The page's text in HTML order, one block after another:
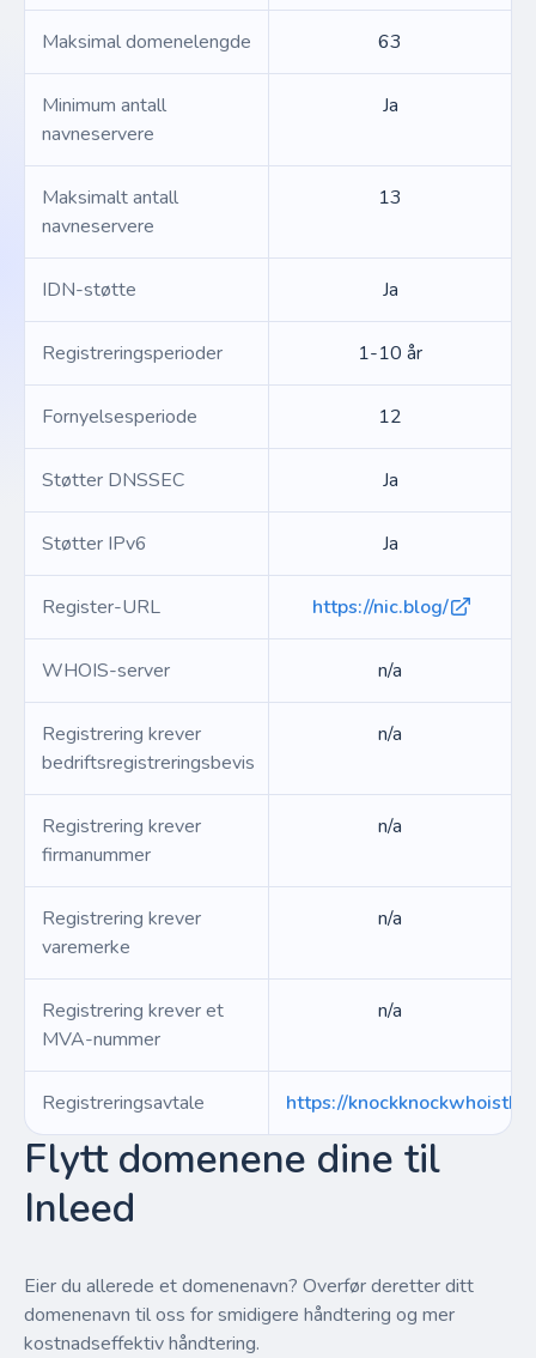
Maksimal domenelengde 63
Minimum antall
navneservere
Ja
Maksimalt antall
navneservere
13
IDN-støtte Ja
Registreringsperioder 1-10 år
Fornyelsesperiode 12
Støtter DNSSEC Ja
Støtter IPv6 Ja
Register-URL https://nic.blog/
WHOIS-server n/a
Registrering krever
bedriftsregistreringsbevis
n/a
Registrering krever
firmanummer
n/a
Registrering krever
varemerke
n/a
Registrering krever et
MVA-nummer
n/a
Registreringsavtale https://
Flytt domenene dine til
Inleed
Eier du allerede et domenenavn? Overfør deretter ditt
domenenavn til oss for smidigere håndtering og mer
kostnadseffektiv håndtering.